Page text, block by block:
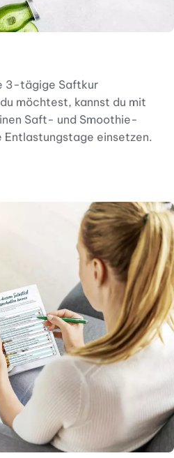
3-tägige Saftkur
möchtest, kannst du mit
Saft- und Smoothie-
Entlastungstage einsetzen.